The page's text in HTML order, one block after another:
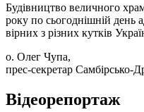
Будівництво величного
року по сьогоднішній день
вірних з різних кутків
о. Олег Чупа,
прес-секретар Самбірсько-
Відеорепортаж